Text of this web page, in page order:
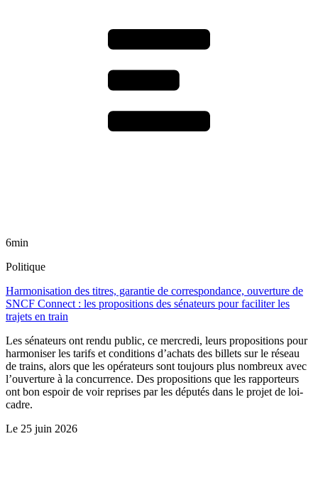
6min
Politique
Harmonisation des titres, garantie de correspondance, ouverture de
SNCF Connect : les propositions des sénateurs pour faciliter les
trajets en train
Les sénateurs ont rendu public, ce mercredi, leurs propositions pour
harmoniser les tarifs et conditions d’achats des billets sur le réseau
de trains, alors que les opérateurs sont toujours plus nombreux avec
l’ouverture à la concurrence. Des propositions que les rapporteurs
ont bon espoir de voir reprises par les députés dans le projet de loi-
cadre.
Le 25 juin 2026